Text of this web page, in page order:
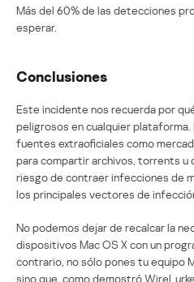
Más del 60% de las detecciones
esperar.
Conclusiones
Este incidente nos recuerda por
peligrosos en cualquier plataforma.
fuentes extraoficiales como
para compartir archivos, torrents u
riesgo de contraer infecciones de
los principales vectores de
No podemos dejar de recalcar la
dispositivos Mac OS X con un
contrario, no sólo pones tu equipo
sino que, como demostró